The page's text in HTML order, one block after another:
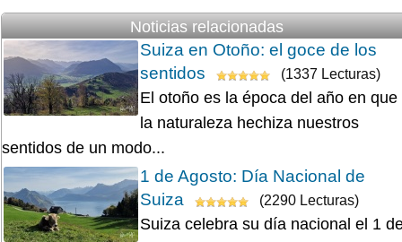
Noticias relacionadas
Suiza en Otoño: el goce de los
sentidos
(1337 Lecturas)
El otoño es la época del año en que
la naturaleza hechiza nuestros
sentidos de un modo...
1 de Agosto: Día Nacional de
Suiza
(2290 Lecturas)
Suiza celebra su día nacional el 1